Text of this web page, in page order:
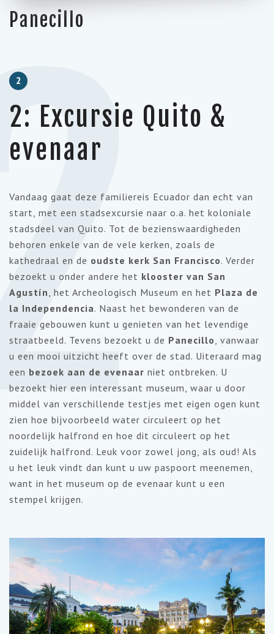
Panecillo
2
2: Excursie Quito &
evenaar
Vandaag gaat deze familiereis Ecuador dan echt van
start, met een stadsexcursie naar o.a. het koloniale
stadsdeel van Quito. Tot de bezienswaardigheden
behoren enkele van de vele kerken, zoals de
kathedraal en de oudste kerk San Francisco. Verder
bezoekt u onder andere het klooster van San
Agustín , het Archeologisch Museum en het Plaza de
la Independencia. Naast het bewonderen van de
fraaie gebouwen kunt u genieten van het levendige
straatbeeld. Tevens bezoekt u de Panecillo , vanwaar
u een mooi uitzicht heeft over de stad. Uiteraard mag
een bezoek aan de evenaar niet ontbreken. U
bezoekt hier een interessant museum, waar u door
middel van verschillende testjes met eigen ogen kunt
zien hoe bijvoorbeeld water circuleert op het
noordelijk halfrond en hoe dit circuleert op het
zuidelijk halfrond. Leuk voor zowel jong, als oud! Als
u het leuk vindt dan kunt u uw paspoort meenemen,
want in het museum op de evenaar kunt u een
stempel krijgen.